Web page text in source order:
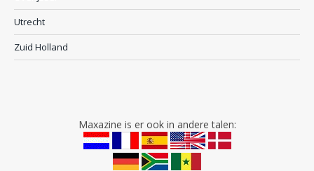
Utrecht
Zuid Holland
Maxazine is er ook in andere talen: